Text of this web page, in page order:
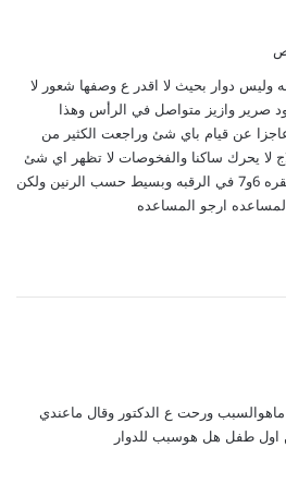
دوار بحيث لا اقدر ع وصفها شعور لا
صرير وازيز متواصل في الرأس وهذا
عن قيام باي شئ وراجعت الكثير من
لا يحرك ساكنا والفخوصات لا تظهر اي شئ
ماعدئ انزالاق الدسك مابين الفقره 6و7 في الرقبه وبسيط حسب الرنين ولكن
ارجو المساعده
ورحت ع الدكتور وقال ماعندي
طفل هل هوسبب للدوار